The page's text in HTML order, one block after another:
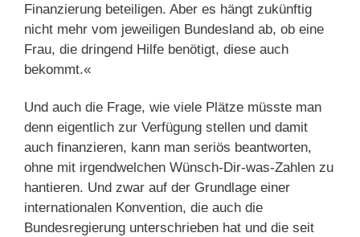
Finanzierung beteiligen. Aber es hängt zukünftig
nicht mehr vom jeweiligen Bundesland ab, ob eine
Frau, die dringend Hilfe benötigt, diese auch
bekommt.«
Und auch die Frage, wie viele Plätze müsste man
denn eigentlich zur Verfügung stellen und damit
auch finanzieren, kann man seriös beantworten,
ohne mit irgendwelchen Wünsch-Dir-was-Zahlen zu
hantieren. Und zwar auf der Grundlage einer
internationalen Konvention, die auch die
Bundesregierung unterschrieben hat und die seit